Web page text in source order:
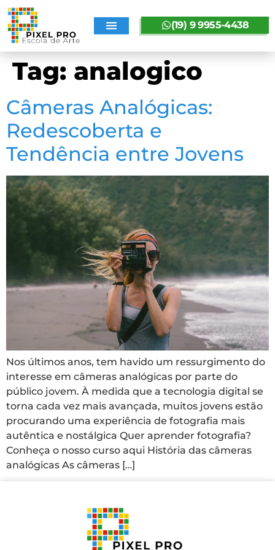
(19) 9 9955-4438
Tag: analogico
Câmeras Analógicas:
Redescoberta e
Tendência entre Jovens
Nos últimos anos, tem havido um ressurgimento do
interesse em câmeras analógicas por parte do
público jovem. À medida que a tecnologia digital se
torna cada vez mais avançada, muitos jovens estão
procurando uma experiência de fotografia mais
autêntica e nostálgica Quer aprender fotografia?
Conheça o nosso curso aqui História das câmeras
analógicas As câmeras […]